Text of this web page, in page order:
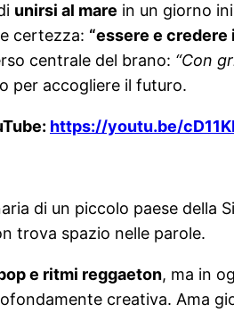
unirsi al mare in un giorno
certezza: “essere e credere
centrale del brano: “Con
per accogliere il futuro.
https://youtu.be/
di un piccolo paese della
trova spazio nelle parole.
e ritmi reggaeton, ma in
creativa. Ama